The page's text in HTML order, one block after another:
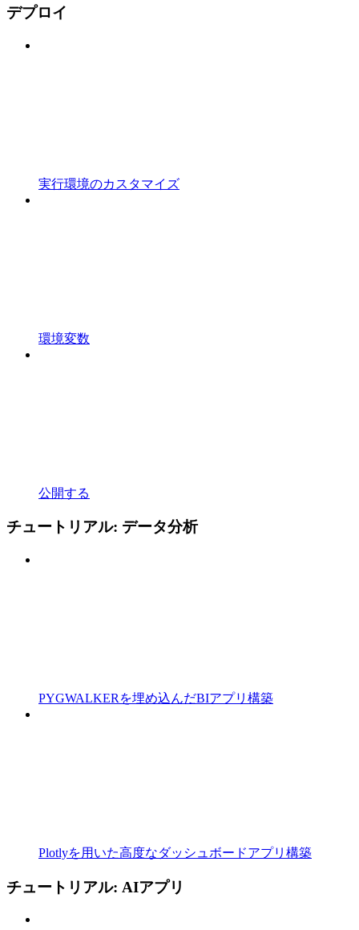
デプロイ
実行環境のカスタマイズ
環境変数
公開する
チュートリアル: データ分析
PYGWALKERを埋め込んだBIアプリ構築
Plotlyを用いた高度なダッシュボードアプリ構築
チュートリアル: AIアプリ